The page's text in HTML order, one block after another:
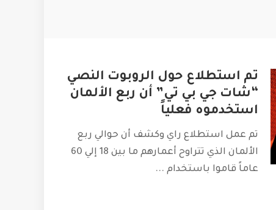
تم استطلاع حول الروبوت النصي
“شات جي بي تي” أن ربع الألمان
استخدموه فعلياً
تم عمل استطلاع راي وكشف أن حوالي ربع
الألمان الذي تتراوح أعمارهم ما بين 18 إلي 60
عاماً قاموا باستخدام ...